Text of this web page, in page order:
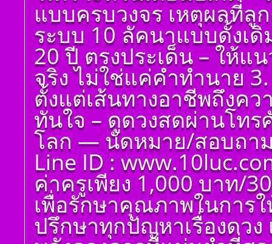
เลขศาสตร์ มหาทักษา
พลังดาวพระเคราะห์
ตั้งดวงถอดดาวด้วย
โหราศาตร์ ๑๐ ลัคนา
ออกมาเป็นจุดอ่อนจุด
แข็งแก้ไขข้อบกพร่อง
ในพื้นดวงชาตา
ตั้งชื่อมงคลคนเกิดวัน
ศุกร์ ตั้งชื่อดี เป็นมงคล
ชื่อมงคล ตั้งชื่อ เลข
ศาสตร์ มหาทักษา พลัง
ดาวพระเคราะห์ ตั้ง
ดวงถอดดาวด้วยโหรา
ศาตร์ ๑๐ ลัคนา ออกมา
เป็นจุดอ่อนจุดแข็ง
แก้ไขข้อบกพร่องในพื้น
ดวงชาตา
ตั้งชื่อมงคลคนเกิดวัน
เสาร์ ตั้งชื่อดี เป็นมงคล
ชื่อมงคล ตั้งชื่อ เลข
แบบครบวงจร เหตุผลที่ลู
ระบบ 10 ลัคนาแบบดั้งเ
20 ปี ตรงประเด็น – ให้แ
จริง ไม่ใช่แค่คำทำนาย
ตั้งแต่เส้นทางอาชีพถึงค
ทันใจ – ดูดวงสดผ่านโท
โลก — นัดหมาย/สอบถา
Line ID :
ค่าครูเพียง 1,000 บาท/
เพื่อรักษาคุณภาพในการ
ปรึกษาทุกปัญหาเรื่องดวง